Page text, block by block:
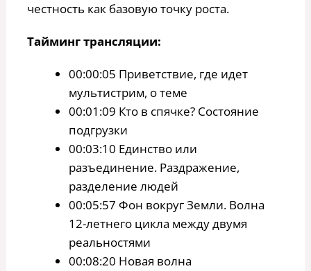
честность как базовую точку роста.
Тайминг трансляции:
00:00:05 Приветствие, где идет
мультистрим, о теме
00:01:09 Кто в спячке? Состояние
подгрузки
00:03:10 Единство или
разъединение. Раздражение,
разделение людей
00:05:57 Фон вокруг Земли. Волна
12-летнего цикла между двумя
реальностями
00:08:20 Новая волна